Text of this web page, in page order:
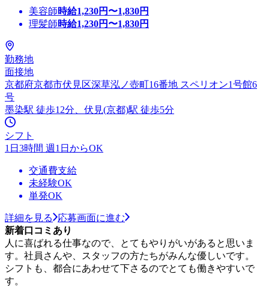
美容師時給1,230円〜1,830円
理髪師時給1,230円〜1,830円
勤務地
面接地
京都府京都市伏見区深草泓ノ壺町16番地 スペリオン1号館6
号
墨染駅 徒歩12分、伏見(京都)駅 徒歩5分
シフト
1日3時間 週1日からOK
交通費支給
未経験OK
単発OK
詳細を見る
応募画面に進む
新着口コミあり
人に喜ばれる仕事なので、とてもやりがいがあると思いま
す。社員さんや、スタッフの方たちがみんな優しいです。
シフトも、都合にあわせて下さるのでとても働きやすいで
す。